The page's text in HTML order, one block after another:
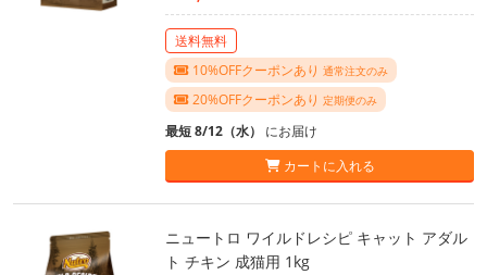
送料無料
10%OFFクーポンあり 通常注文のみ
20%OFFクーポンあり 定期便のみ
最短 8/12（水） にお届け
カートに入れる
ニュートロ ワイルドレシピ キャット アダル
ト チキン 成猫用 1kg